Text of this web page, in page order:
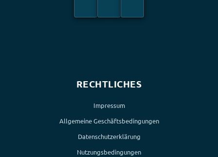
RECHTLICHES
Impressum
Allgemeine Geschäftsbedingungen
Datenschutzerklärung
Nutzungsbedingungen